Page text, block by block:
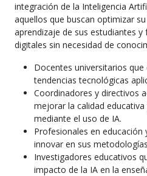
integración de la Inteligencia
aquellos que buscan optimizar
aprendizaje de sus estudiantes
digitales sin necesidad de
Docentes universitarios que
tendencias tecnológicas
Coordinadores y directivos
mejorar la calidad
mediante el uso de IA.
Profesionales en educación
innovar en sus
Investigadores educativos
impacto de la IA en la